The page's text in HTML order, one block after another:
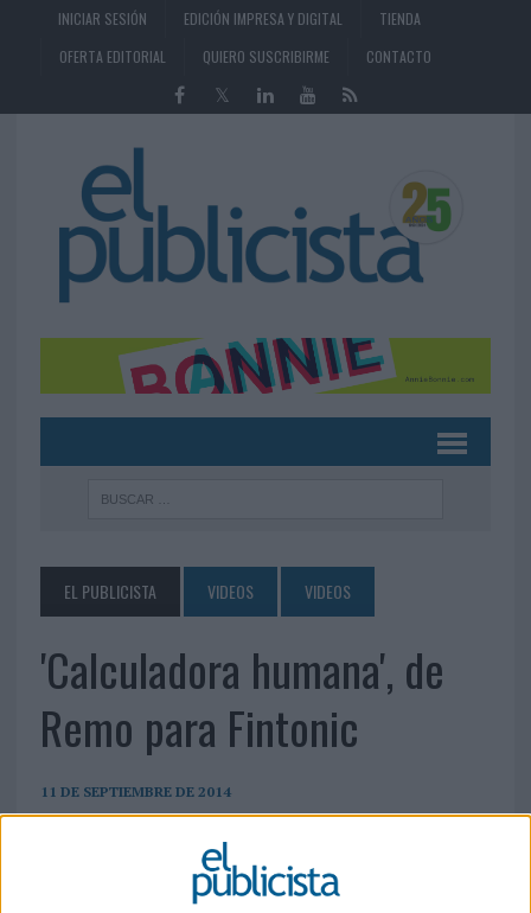
INICIAR SESIÓN EDICIÓN IMPRESA Y DIGITAL
TIENDA
OFERTA EDITORIAL
QUIERO SUSCRIBIRME CONTACTO
EL PUBLICISTA VIDEOS VIDEOS
'Calculadora humana', de
Remo para Fintonic
11 DE SEPTIEMBRE DE 2014